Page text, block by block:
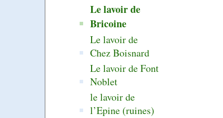
Le lavoir de
Bricoine
Le lavoir de
Chez Boisnard
Le lavoir de Font
Noblet
le lavoir de
l’Epine (ruines)